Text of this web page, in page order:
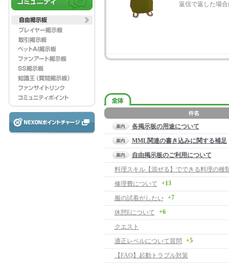
返信で返した場合
各掲示板の用途について
MML関連の書き込みに関する補足
自由掲示板のご利用について
料理スキル【混ぜる】でできる料理の種
修理費について
+13
服の試着がしたい +7
休憩Eについて +6
クエスト
適正レベルについて質問
+5
【FAQ】起動トラブル対策